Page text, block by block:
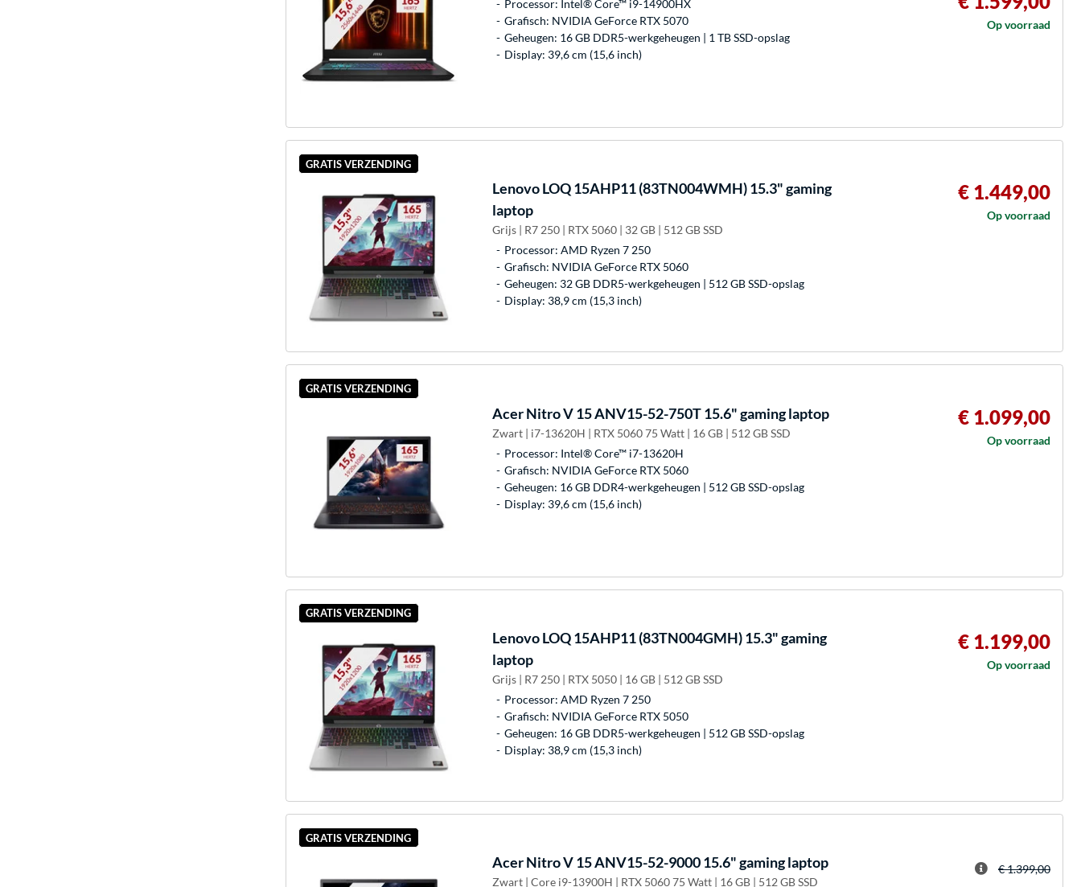
Processor: Intel® Core™ i9-14900HX
Grafisch: NVIDIA GeForce RTX 5070
Geheugen: 16 GB DDR5-werkgeheugen | 1 TB SSD-opslag
Display: 39,6 cm (15,6 inch)
Op voorraad
GRATIS VERZENDING
LenovoLOQ 15AHP11 (83TN004WMH) 15.3" gaming
laptop
Grijs | R7 250 | RTX 5060 | 32 GB | 512 GB SSD
Processor: AMD Ryzen 7 250
Grafisch: NVIDIA GeForce RTX 5060
Geheugen: 32 GB DDR5-werkgeheugen | 512 GB SSD-opslag
Display: 38,9 cm (15,3 inch)
€ 1.449,00
Op voorraad
GRATIS VERZENDING
AcerNitro V 15 ANV15-52-750T 15.6" gaming laptop
Zwart | i7-13620H | RTX 5060 75 Watt | 16 GB | 512 GB SSD
Processor: Intel® Core™ i7-13620H
Grafisch: NVIDIA GeForce RTX 5060
Geheugen: 16 GB DDR4-werkgeheugen | 512 GB SSD-opslag
Display: 39,6 cm (15,6 inch)
€ 1.099,00
Op voorraad
GRATIS VERZENDING
LenovoLOQ 15AHP11 (83TN004GMH) 15.3" gaming
laptop
Grijs | R7 250 | RTX 5050 | 16 GB | 512 GB SSD
Processor: AMD Ryzen 7 250
Grafisch: NVIDIA GeForce RTX 5050
Geheugen: 16 GB DDR5-werkgeheugen | 512 GB SSD-opslag
Display: 38,9 cm (15,3 inch)
€ 1.199,00
Op voorraad
GRATIS VERZENDING
AcerNitro V 15 ANV15-52-9000 15.6" gaming laptop
Zwart | Core i9-13900H | RTX 5060 75 Watt | 16 GB | 512 GB SSD
€ 1.399,00